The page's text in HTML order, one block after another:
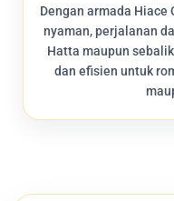
Dengan armada Hiace
nyaman, perjalanan
Hatta maupun
dan efisien untuk